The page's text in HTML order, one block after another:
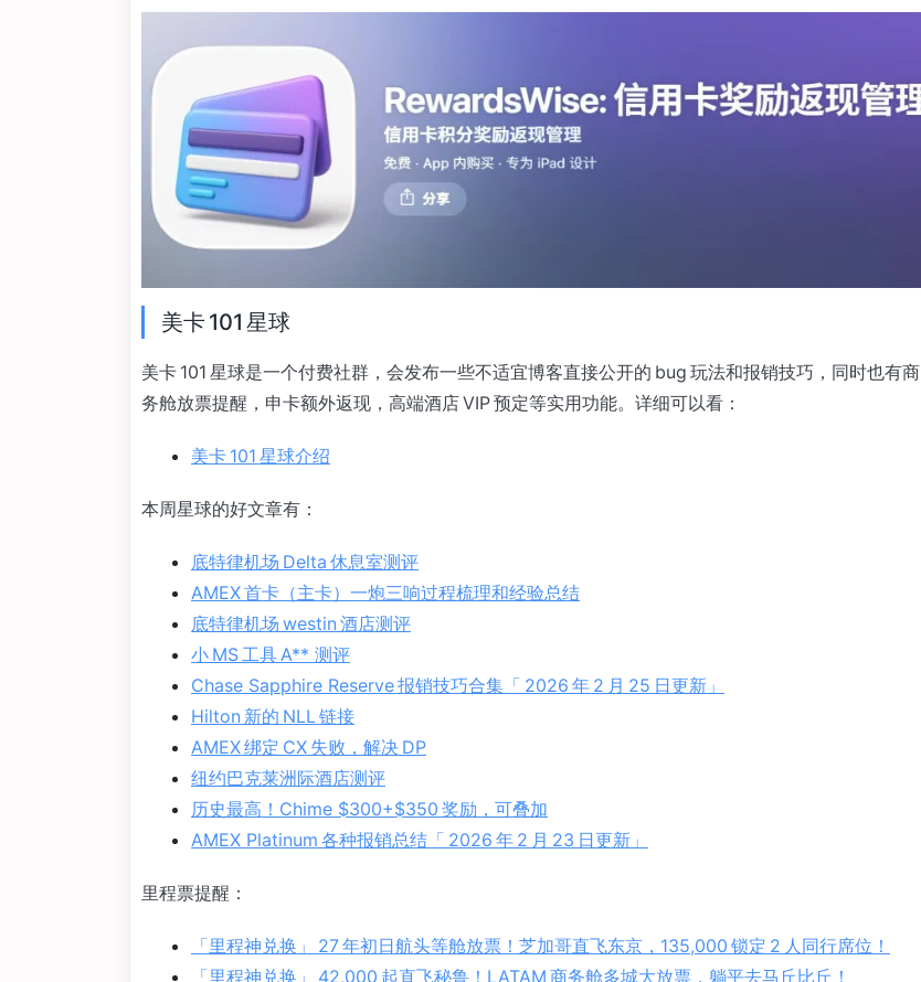
美卡 101 星球
美卡 101 星球是一个付费社群，会发布一些不适宜博客直接公开的 bug 玩法和报销技巧，同时也有商
务舱放票提醒，申卡额外返现，高端酒店 VIP 预定等实用功能。详细可以看：
美卡 101 星球介绍
本周星球的好文章有：
底特律机场 Delta 休息室测评
AMEX 首卡（主卡）一炮三响过程梳理和经验总结
底特律机场 westin 酒店测评
小 MS 工具 A** 测评
Chase Sapphire Reserve 报销技巧合集「 2026 年 2 月 25 日更新」
Hilton 新的 NLL 链接
AMEX 绑定 CX 失败，解决 DP
纽约巴克莱洲际酒店测评
历史最高！Chime $300+$350 奖励，可叠加
AMEX Platinum 各种报销总结「 2026 年 2 月 23 日更新」
里程票提醒：
「里程神兑换」 27 年初日航头等舱放票！芝加哥直飞东京，135,000 锁定 2 人同行席位！
「里程神兑换」 42,000 起直飞秘鲁！LATAM 商务舱多城大放票，躺平去马丘比丘！